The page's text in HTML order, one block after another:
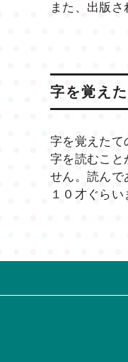
また、出版
字を覚え
字を覚えたて
字を読むこと
せん。読んで
１０才ぐらい